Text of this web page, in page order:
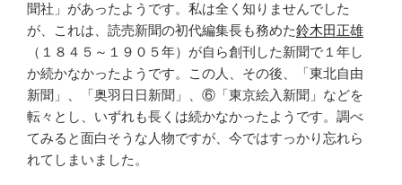
聞社」があったようです。私は全く知りませんでした
が、これは、読売新聞の初代編集長も務めた鈴木田正雄
（１８４５～１９０５年）が自ら創刊した新聞で１年し
か続かなかったようです。この人、その後、「東北自由
新聞」、「奥羽日日新聞」、⑥「東京絵入新聞」などを
転々とし、いずれも長くは続かなかったようです。調べ
てみると面白そうな人物ですが、今ではすっかり忘れら
れてしまいました。